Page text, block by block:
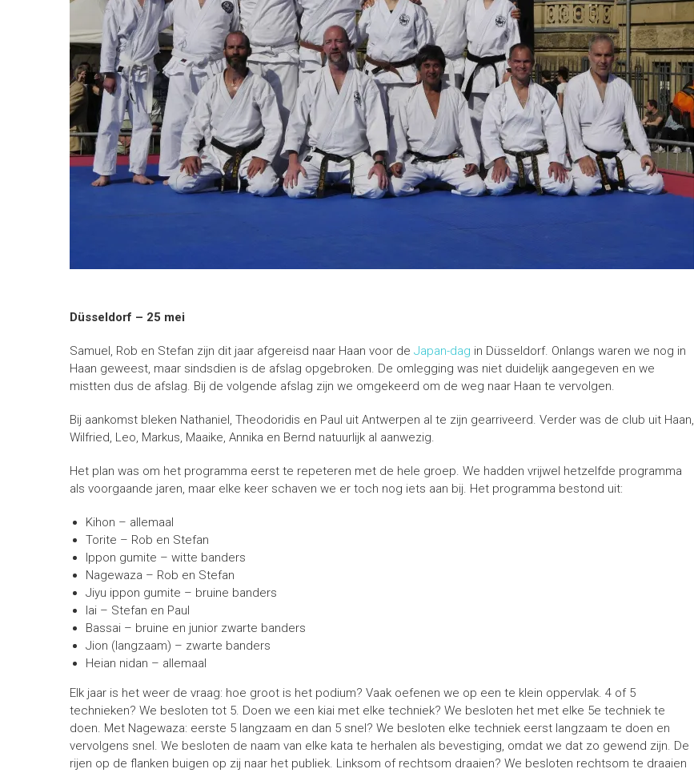
Düsseldorf – 25 mei
Samuel, Rob en Stefan zijn dit jaar afgereisd naar Haan voor de Japan-dag in Düsseldorf. Onlangs waren we nog in
Haan geweest, maar sindsdien is de afslag opgebroken. De omlegging was niet duidelijk aangegeven en we
mistten dus de afslag. Bij de volgende afslag zijn we omgekeerd om de weg naar Haan te vervolgen.
Bij aankomst bleken Nathaniel, Theodoridis en Paul uit Antwerpen al te zijn gearriveerd. Verder was de club uit Haan,
Wilfried, Leo, Markus, Maaike, Annika en Bernd natuurlijk al aanwezig.
Het plan was om het programma eerst te repeteren met de hele groep. We hadden vrijwel hetzelfde programma
als voorgaande jaren, maar elke keer schaven we er toch nog iets aan bij. Het programma bestond uit:
Kihon – allemaal
Torite – Rob en Stefan
Ippon gumite – witte banders
Nagewaza – Rob en Stefan
Jiyu ippon gumite – bruine banders
Iai – Stefan en Paul
Bassai – bruine en junior zwarte banders
Jion (langzaam) – zwarte banders
Heian nidan – allemaal
Elk jaar is het weer de vraag: hoe groot is het podium? Vaak oefenen we op een te klein oppervlak. 4 of 5
technieken? We besloten tot 5. Doen we een kiai met elke techniek? We besloten het met elke 5e techniek te
doen. Met Nagewaza: eerste 5 langzaam en dan 5 snel? We besloten elke techniek eerst langzaam te doen en
vervolgens snel. We besloten de naam van elke kata te herhalen als bevestiging, omdat we dat zo gewend zijn. De
rijen op de flanken buigen op zij naar het publiek. Linksom of rechtsom draaien? We besloten rechtsom te draaien